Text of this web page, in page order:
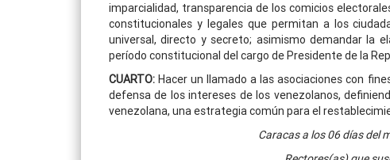
imparcialidad, transparencia de los comicios
constitucionales y legales que permitan a los
universal, directo y secreto; asimismo demandar la
período constitucional del cargo de Presidente de la
CUARTO: Hacer un llamado a las asociaciones con
defensa de los intereses de los venezolanos,
venezolana, una estrategia común para el
Caracas a los 06 días del